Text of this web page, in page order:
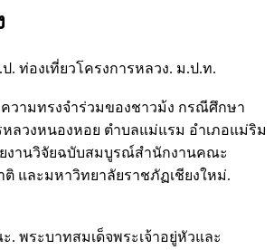
. ท่องเที่ยวโครงการหลวง. ม.ป.ท.
วามทรงจำร่วมของชาวม้ง กรณีศึกษา
ลวงหนองหอย ตำบลแม่แรม อำเภอแม่ริม
ยงานวิจัยฉบับสมบูรณ์สำนักงานคณะ
ติ และมหาวิทยาลัยราชภัฏเชียงใหม่.
พระบาทสมเด็จพระเจ้าอยู่หัวและ